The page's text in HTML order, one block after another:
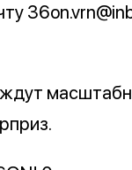
ждут